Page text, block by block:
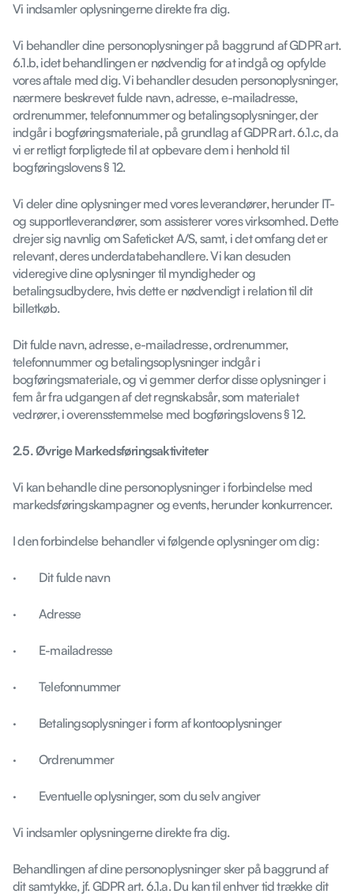
Vi indsamler oplysningerne direkte fra dig.
Vi behandler dine personoplysninger på baggrund af GDPR art.
6.1.b, idet behandlingen er nødvendig for at indgå og opfylde
vores aftale med dig. Vi behandler desuden personoplysninger,
nærmere beskrevet fulde navn, adresse, e-mailadresse,
ordrenummer, telefonnummer og betalingsoplysninger, der
indgår i bogføringsmateriale, på grundlag af GDPR art. 6.1.c, da
vi er retligt forpligtede til at opbevare dem i henhold til
bogføringslovens § 12.
Vi deler dine oplysninger med vores leverandører, herunder IT-
og supportleverandører, som assisterer vores virksomhed. Dette
drejer sig navnlig om Safeticket A/S, samt, i det omfang det er
relevant, deres underdatabehandlere. Vi kan desuden
videregive dine oplysninger til myndigheder og
betalingsudbydere, hvis dette er nødvendigt i relation til dit
billetkøb.
Dit fulde navn, adresse, e-mailadresse, ordrenummer,
telefonnummer og betalingsoplysninger indgår i
bogføringsmateriale, og vi gemmer derfor disse oplysninger i
fem år fra udgangen af det regnskabsår, som materialet
vedrører, i overensstemmelse med bogføringslovens § 12.
2.5. Øvrige Markedsføringsaktiviteter
Vi kan behandle dine personoplysninger i forbindelse med
markedsføringskampagner og events, herunder konkurrencer.
I den forbindelse behandler vi følgende oplysninger om dig:
· Dit fulde navn
· Adresse
· E-mailadresse
· Telefonnummer
· Betalingsoplysninger i form af kontooplysninger
· Ordrenummer
· Eventuelle oplysninger, som du selv angiver
Vi indsamler oplysningerne direkte fra dig.
Behandlingen af dine personoplysninger sker på baggrund af
dit samtykke, jf. GDPR art. 6.1.a. Du kan til enhver tid trække dit